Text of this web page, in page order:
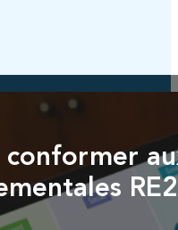
conformer